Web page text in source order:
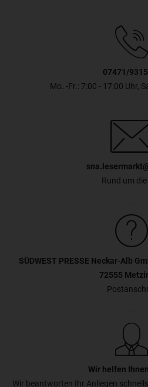
07471/
Mo. -Fr.: 7:00 - 17:00 Uhr,
Rund um
SÜDWEST PRESSE Neckar-Alb
72555
Wir helfen
Wir beantworten Ihr Anliegen